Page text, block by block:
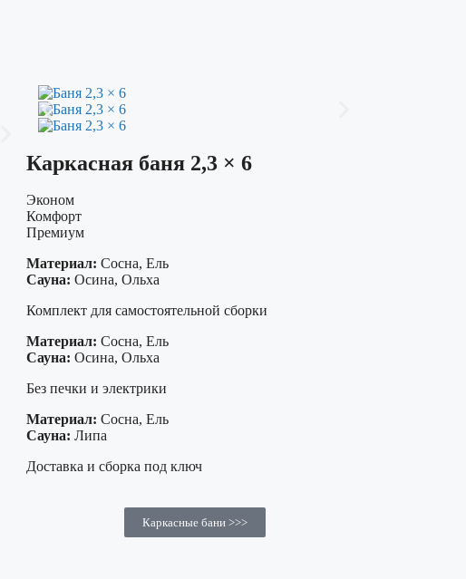
Каркасная баня 2,3 × 6
Эконом
Комфорт
Премиум
Материал: Сосна, Ель
Сауна: Осина, Ольха
Комплект для самостоятельной сборки
Материал: Сосна, Ель
Сауна: Осина, Ольха
Без печки и электрики
Материал: Сосна, Ель
Сауна: Липа
Доставка и сборка под ключ
Каркасные бани >>>